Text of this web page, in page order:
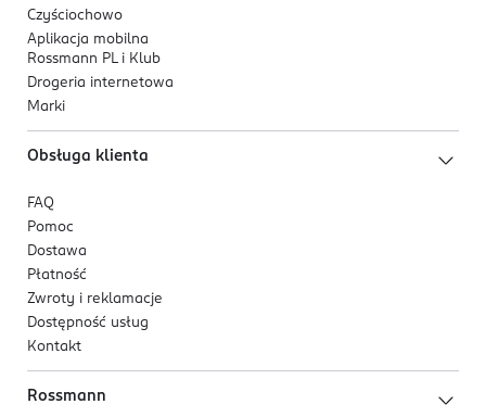
Czyściochowo
Aplikacja mobilna
Rossmann PL i Klub
Drogeria internetowa
Marki
Obsługa klienta
FAQ
Pomoc
Dostawa
Płatność
Zwroty i reklamacje
Dostępność usług
Kontakt
Rossmann